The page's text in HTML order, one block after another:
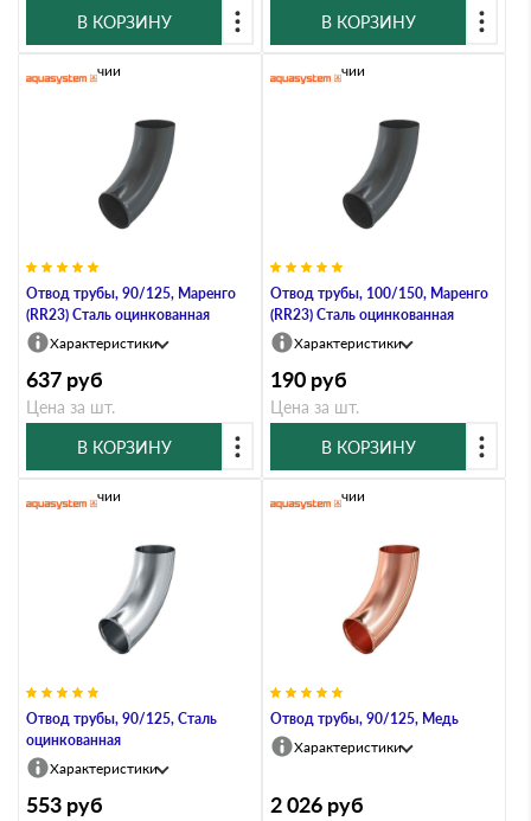
В КОРЗИНУ В КОРЗИНУ
Отвод трубы, 90/125, Маренго
(RR23) Сталь оцинкованная
В наличии
Характеристики
637 руб
Цена за шт.
В КОРЗИНУ
Отвод трубы, 100/150, Маренго
(RR23) Сталь оцинкованная
В наличии
Характеристики
190 руб
Цена за шт.
В КОРЗИНУ
Отвод трубы, 90/125, Сталь
оцинкованная
В наличии
Характеристики
553 руб
Отвод трубы, 90/125, Медь
В наличии
Характеристики
2 026 руб